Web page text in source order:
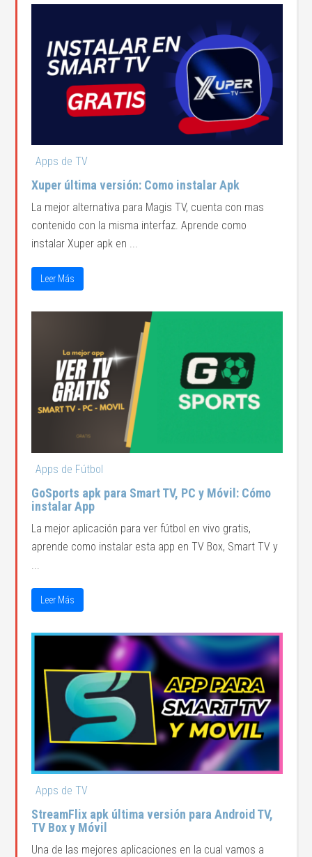
Apps de TV
Xuper última versión: Como instalar Apk
La mejor alternativa para Magis TV, cuenta con mas
contenido con la misma interfaz. Aprende como
instalar Xuper apk en ...
Leer Más
Apps de Fútbol
GoSports apk para Smart TV, PC y Móvil: Cómo
instalar App
La mejor aplicación para ver fútbol en vivo gratis,
aprende como instalar esta app en TV Box, Smart TV y
...
Leer Más
Apps de TV
StreamFlix apk última versión para Android TV,
TV Box y Móvil
Una de las mejores aplicaciones en la cual vamos a